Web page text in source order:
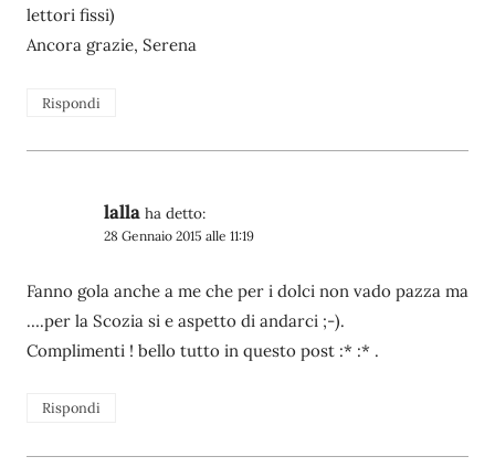
lettori fissi)
Ancora grazie, Serena
Rispondi
lalla ha detto:
28 Gennaio 2015 alle 11:19
Fanno gola anche a me che per i dolci non vado pazza ma
….per la Scozia si e aspetto di andarci ;-).
Complimenti ! bello tutto in questo post :* :* .
Rispondi